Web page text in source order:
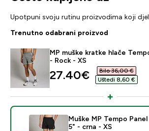
Upotpuni svoju rutinu proizvodima koji
Trenutno odabrani proizvod
MP muške kratke hlače
- Rock - XS
discounted price
27.40€‎
Bilo 36,00 €‎
Uštedi 8,60 €‎
Muške MP Tempo
5" - crna - XS